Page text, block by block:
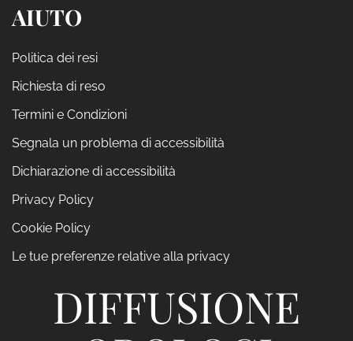
AIUTO
Politica dei resi
Richiesta di reso
Termini e Condizioni
Segnala un problema di accessibilità
Dichiarazione di accessibilità
Privacy Policy
Cookie Policy
Le tue preferenze relative alla privacy
DIFFUSIONE